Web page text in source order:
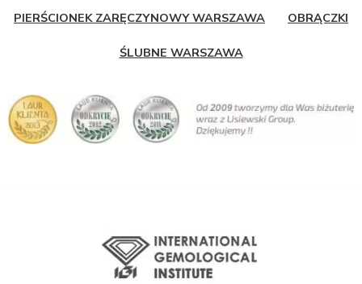
PIERŚCIONEK ZARĘCZYNOWY WARSZAWA OBRĄCZKI
ŚLUBNE WARSZAWA